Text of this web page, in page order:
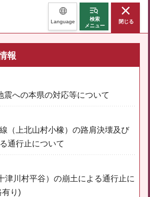
Language
検索
メニュー
閉じる
報
震への本県の対応等について
（上北山村小橡）の路肩決壊及び
通行止について
津川村平谷）の崩土による通行止に
有り)